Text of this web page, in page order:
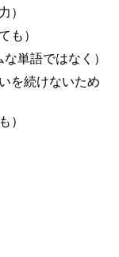
）
も）
単語ではなく）
を続けないため
）